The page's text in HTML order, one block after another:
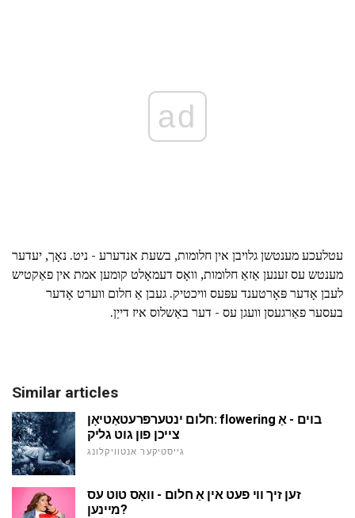
ad
עטלעכע מענטשן גלויבן אין חלומות, בשעת אנדערע - ניט. נאָך, יעדער
מענטש עס זענען אַזאַ חלומות, וואָס דעמאָלט קומען אמת אין פאַקטיש
לעבן אָדער פּאָרטענד עפּעס וויכטיק. געבן אַ חלום ווערט אָדער
בעסער פאַרגעסן וועגן עס - דער באַשלוס איז דייַן.
Similar articles
חלום ינטערפּרעטאַטיאָן: flowering בוים - אַ
צייכן פון גוט גליק
גייסטיקער אנטוויקלונג
זען זיך ווי פעט אין אַ חלום - וואָס טוט עס
מיינען?